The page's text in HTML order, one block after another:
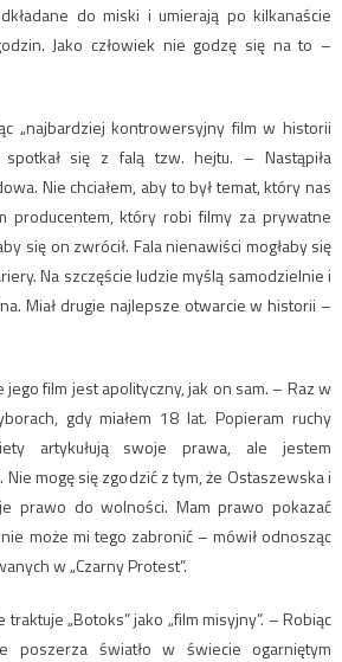
do miski i umierają po kilkanaście
Jako człowiek nie godzę się na to –
„najbardziej kontrowersyjny film w historii
spotkał się z falą tzw. hejtu. – Nastąpiła
Nie chciałem, aby to był temat, który nas
producentem, który robi filmy za prywatne
się on zwrócił. Fala nienawiści mogłaby się
Na szczęście ludzie myślą samodzielnie i
Miał drugie najlepsze otwarcie w historii –
film jest apolityczny, jak on sam. – Raz w
gdy miałem 18 lat. Popieram ruchy
artykułują swoje prawa, ale jestem
mogę się zgodzić z tym, że Ostaszewska i
prawo do wolności. Mam prawo pokazać
może mi tego zabronić – mówił odnosząc
w „Czarny Protest”.
traktuje „Botoks” jako „film misyjny”. – Robiąc
poszerza światło w świecie ogarniętym